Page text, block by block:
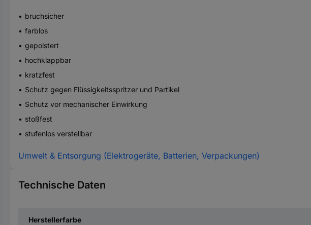
bruchsicher
farblos
gepolstert
hochklappbar
kratzfest
Schutz gegen Flüssigkeitsspritzer und Partikel
Schutz vor mechanischer Einwirkung
stoßfest
stufenlos verstellbar
Umwelt & Entsorgung (Elektrogeräte, Batterien, Verpackungen)
Technische Daten
Herstellerfarbe